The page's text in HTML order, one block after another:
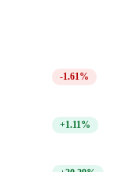
-1.61%
+1.11%